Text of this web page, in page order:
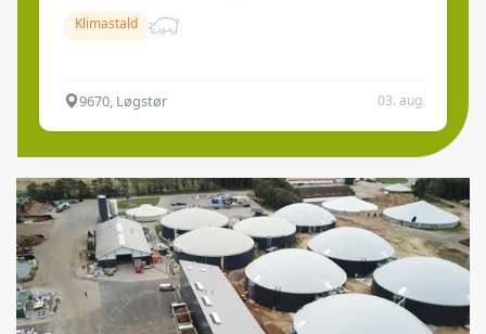
Klimastald
9670, Løgstør 03. aug.